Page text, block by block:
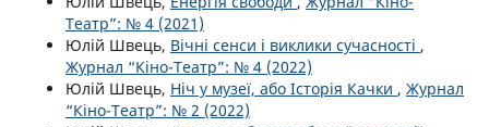
Театр”: № 4 (2021)
Юлій Швець, Вічні сенси і виклики сучасності ,
Журнал “Кіно-Театр”: № 4 (2022)
Юлій Швець, Ніч у музеї, або Історія Качки , Журнал
“Кіно-Театр”: № 2 (2022)